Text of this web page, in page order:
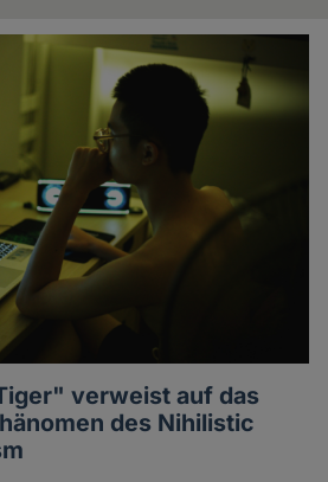
verweist auf das
des Nihilistic